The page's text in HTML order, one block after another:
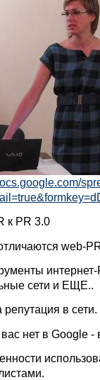
к PR 3.0
web-
сети и ЕЩЕ..
в сети.
нет в Google